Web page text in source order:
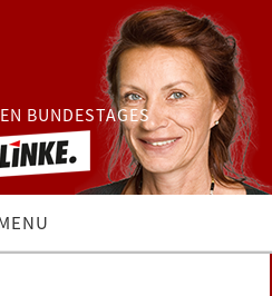
BUNDESTAGES